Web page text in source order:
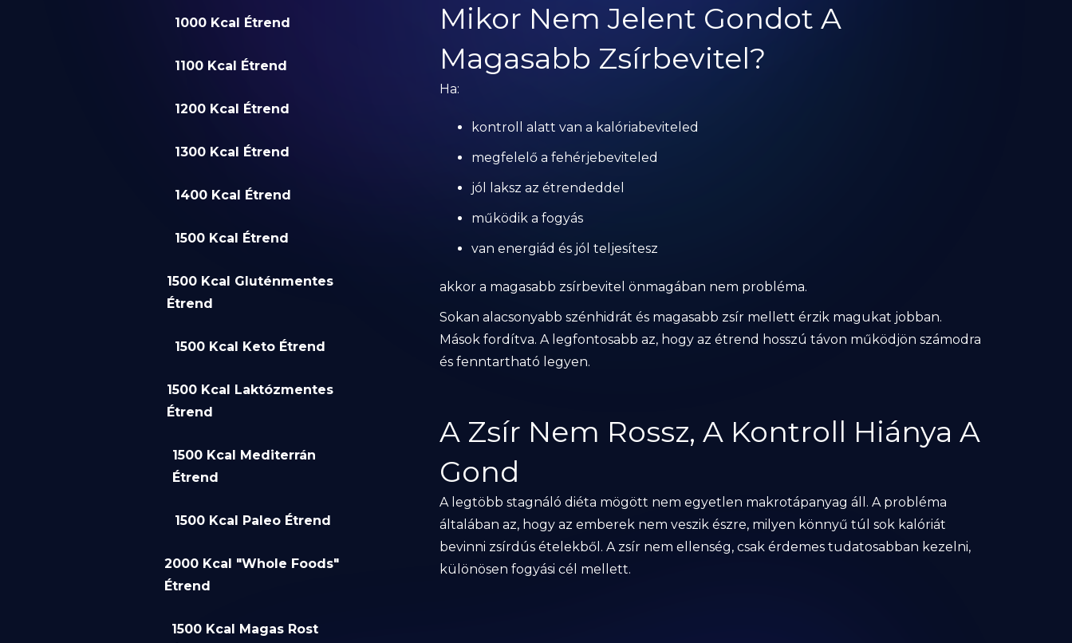
1000 Kcal Étrend
1100 Kcal Étrend
1200 Kcal Étrend
1300 Kcal Étrend
1400 Kcal Étrend
1500 Kcal Étrend
1500 Kcal Gluténmentes
Étrend
1500 Kcal Keto Étrend
1500 Kcal Laktózmentes
Étrend
1500 Kcal Mediterrán
Étrend
1500 Kcal Paleo Étrend
2000 Kcal "Whole Foods"
Étrend
1500 Kcal Magas Rost
Mikor Nem Jelent Gondot A
Magasabb Zsírbevitel?
Ha:
kontroll alatt van a kalóriabeviteled
megfelelő a fehérjebeviteled
jól laksz az étrendeddel
működik a fogyás
van energiád és jól teljesítesz
akkor a magasabb zsírbevitel önmagában nem probléma.
Sokan alacsonyabb szénhidrát és magasabb zsír mellett érzik magukat jobban.
Mások fordítva. A legfontosabb az, hogy az étrend hosszú távon működjön számodra
és fenntartható legyen.
A Zsír Nem Rossz, A Kontroll Hiánya A
Gond
A legtöbb stagnáló diéta mögött nem egyetlen makrotápanyag áll. A probléma
általában az, hogy az emberek nem veszik észre, milyen könnyű túl sok kalóriát
bevinni zsírdús ételekből. A zsír nem ellenség, csak érdemes tudatosabban kezelni,
különösen fogyási cél mellett.